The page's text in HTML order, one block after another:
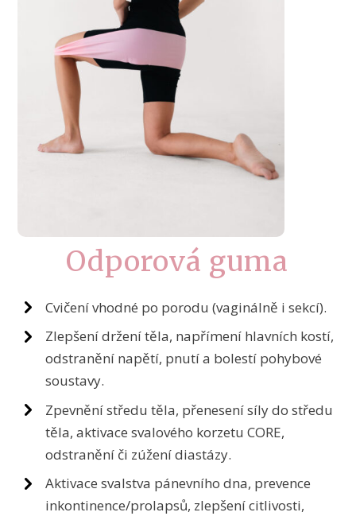
Odporová guma
Cvičení vhodné po porodu (vaginálně i sekcí).
Zlepšení držení těla, napřímení hlavních kostí,
odstranění napětí, pnutí a bolestí pohybové
soustavy.
Zpevnění středu těla, přenesení síly do středu
těla, aktivace svalového korzetu CORE,
odstranění či zúžení diastázy.
Aktivace svalstva pánevního dna, prevence
inkontinence/prolapsů, zlepšení citlivosti,